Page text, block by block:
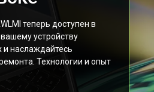
теперь доступен в
устройству
и наслаждайтесь
Технологии и опыт